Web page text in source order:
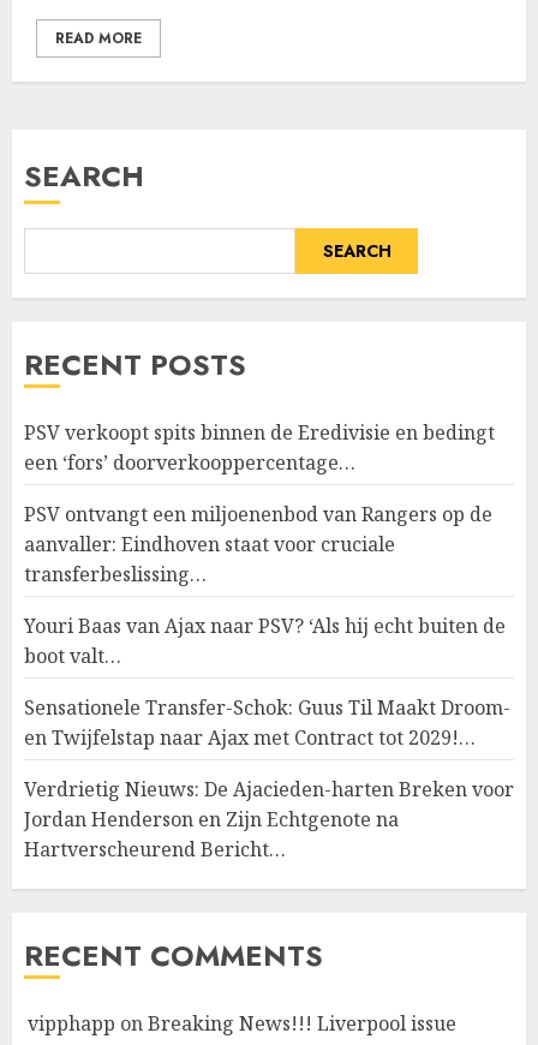
READ MORE
SEARCH
SEARCH
RECENT POSTS
PSV verkoopt spits binnen de Eredivisie en bedingt
een ‘fors’ doorverkooppercentage…
PSV ontvangt een miljoenenbod van Rangers op de
aanvaller: Eindhoven staat voor cruciale
transferbeslissing…
Youri Baas van Ajax naar PSV? ‘Als hij echt buiten de
boot valt…
Sensationele Transfer-Schok: Guus Til Maakt Droom-
en Twijfelstap naar Ajax met Contract tot 2029!…
Verdrietig Nieuws: De Ajacieden-harten Breken voor
Jordan Henderson en Zijn Echtgenote na
Hartverscheurend Bericht…
RECENT COMMENTS
vipphapp onBreaking News!!! Liverpool issue